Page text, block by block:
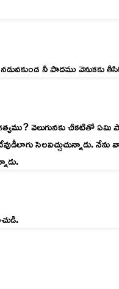
నీ పాదము వెనుకకు
వెలుగునకు చీకటితో
సెలవిచ్చుచున్నాడు.